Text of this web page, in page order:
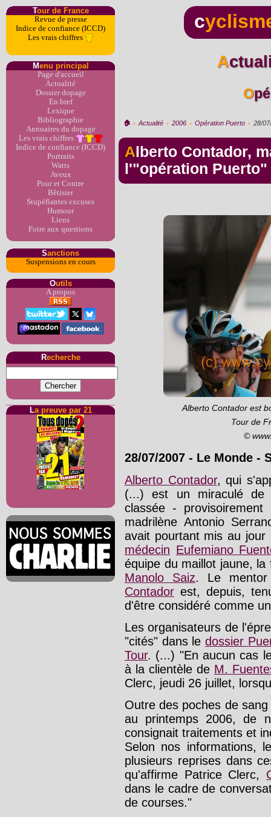
Tour de France
Revue de presse
Indice de confiance (ICCD)
Les vrais chiffres
Menu principal
Page d'accueil
Actualité
Dossier dopage
En bref
Lexique
Bibliographie
Annuaires du dopage
Les vrais chiffres
Indice de confiance (ICCD)
Portraits
Watts
Aveux
Pour et Contre
Bêtisier
Stupéfiantes excuses
Humour
Liens
Foire aux questions
Sanctions
Suspensions en cours
Outils
A propos
Recherche
La preuve par 21
c
🏠︎ › Actualité › 2006 › Opération Puerto › 28/
Alberto Contador, maillot jaune miraculé de
l'"opération Puerto"
Alberto Contador est
Tour de
©
28/07/2007 - Le Monde -
Alberto Contador, qui
(...) est un miraculé de
classée -
madrilène Antonio
avait pourtant mis au
médecin Eufemiano
équipe du maillot jaune,
Manolo Saiz. Le
Contador est, depuis,
d'être considéré comme
Les organisateurs de
"cités" dans ledossier
Tour. (...) "En aucun cas
à la clientèle de M.
Clerc, jeudi 26 juillet,
Outre des poches de
au printemps 2006, de
consignait traitements et
Selon nos informations,
plusieurs reprises dans
qu'affirme Patrice Clerc,
dans le cadre de
de courses."